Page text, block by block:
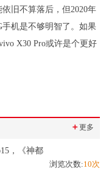
旧不算落后，但2020年
机是不够明智了。如果
X30 Pro或许是个更好
＋更多
，《神都
浏览次数:10次